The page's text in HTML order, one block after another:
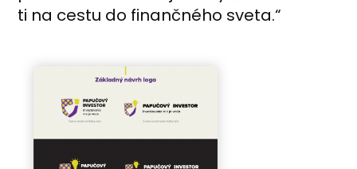
ti na cestu do finančného sveta.“